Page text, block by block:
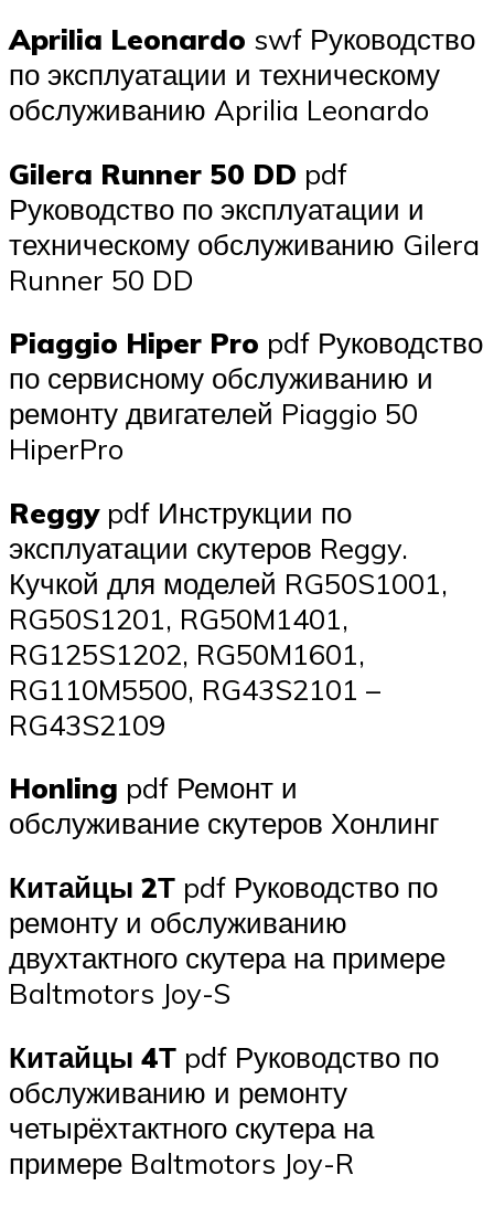
Aprilia Leonardo swf Руководство
по эксплуатации и техническому
обслуживанию Aprilia Leonardo
Gilera Runner 50 DD pdf
Руководство по эксплуатации и
техническому обслуживанию Gilera
Runner 50 DD
Piaggio Hiper Pro pdf Руководство
по сервисному обслуживанию и
ремонту двигателей Piaggio 50
HiperPro
Reggypdf Инструкции по
эксплуатации скутеров Reggy.
Кучкой для моделей RG50S1001,
RG50S1201, RG50M1401,
RG125S1202, RG50M1601,
RG110M5500, RG43S2101 –
RG43S2109
Honling pdf Ремонт и
обслуживание скутеров Хонлинг
Китайцы 2Т pdf Руководство по
ремонту и обслуживанию
двухтактного скутера на примере
Baltmotors Joy-S
Китайцы 4Т pdf Руководство по
обслуживанию и ремонту
четырёхтактного скутера на
примере Baltmotors Joy-R